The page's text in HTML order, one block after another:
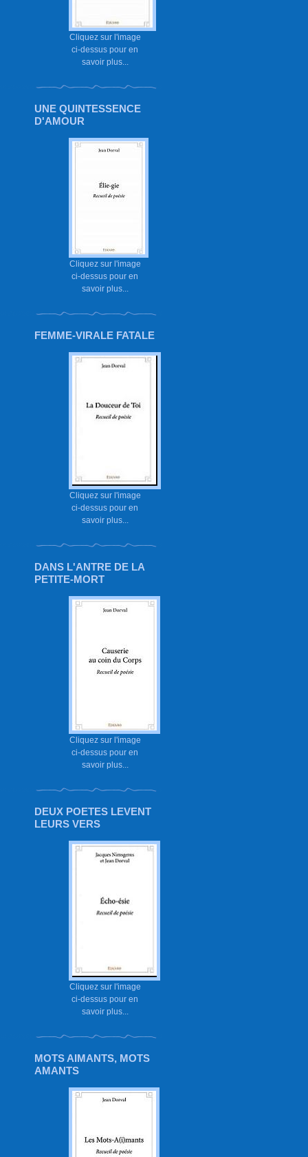
Cliquez sur l'image
ci-dessus pour en
savoir plus...
UNE QUINTESSENCE
D'AMOUR
Cliquez sur l'image
ci-dessus pour en
savoir plus...
FEMME-VIRALE FATALE
Cliquez sur l'image
ci-dessus pour en
savoir plus...
DANS L'ANTRE DE LA
PETITE-MORT
Cliquez sur l'image
ci-dessus pour en
savoir plus...
DEUX POETES LEVENT
LEURS VERS
Cliquez sur l'image
ci-dessus pour en
savoir plus...
MOTS AIMANTS, MOTS
AMANTS